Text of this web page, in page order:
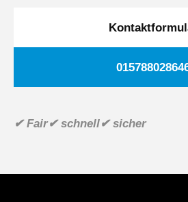
✔ Fair✔ schnell✔ sicher